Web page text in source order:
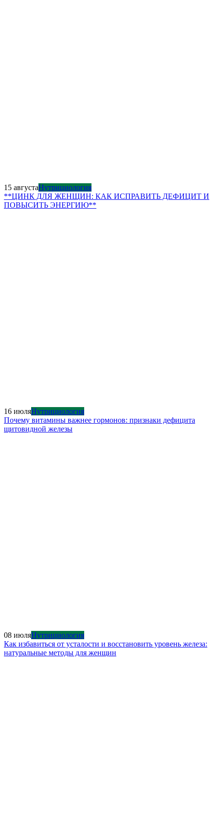
15 августаНутрициология
**ЦИНК ДЛЯ ЖЕНЩИН: КАК ИСПРАВИТЬ ДЕФИЦИТ И
ПОВЫСИТЬ ЭНЕРГИЮ**
16 июляНутрициология
Почему витамины важнее гормонов: признаки дефицита
щитовидной железы
08 июляНутрициология
Как избавиться от усталости и восстановить уровень железа:
натуральные методы для женщин